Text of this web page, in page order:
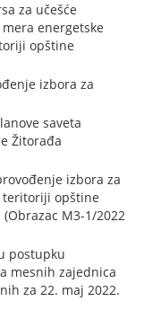
za učešće
energetske
opštine
izbora za
saveta
Žitorađa
izbora za
teritoriji opštine
M3-1/2022
postupku
mesnih zajednica
za 22. maj 2022.